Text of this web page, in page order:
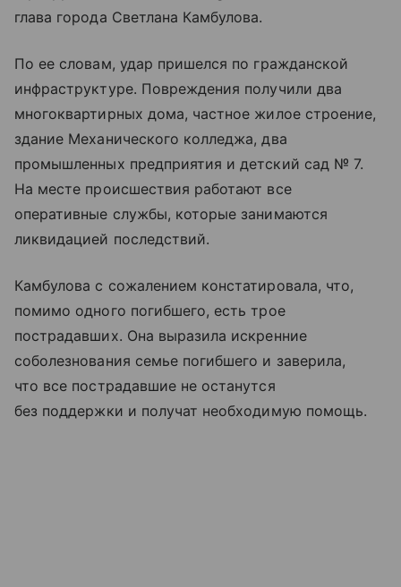
глава города Светлана Камбулова.
По ее словам, удар пришелся по гражданской
инфраструктуре. Повреждения получили два
многоквартирных дома, частное жилое строение,
здание Механического колледжа, два
промышленных предприятия и детский сад № 7.
На месте происшествия работают все
оперативные службы, которые занимаются
ликвидацией последствий.
Камбулова с сожалением констатировала, что,
помимо одного погибшего, есть трое
пострадавших. Она выразила искренние
соболезнования семье погибшего и заверила,
что все пострадавшие не останутся
без поддержки и получат необходимую помощь.